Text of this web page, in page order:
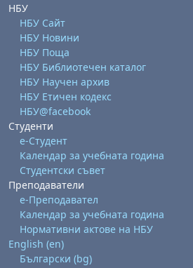
НБУ
НБУ Сайт
НБУ Новини
НБУ Поща
НБУ Библиотечен каталог
НБУ Научен архив
НБУ Етичен кодекс
НБУ@facebook
Студенти
е-Студент
Календар за учебната година
Студентски съвет
Преподаватели
е-Преподавател
Календар за учебната година
Нормативни актове на НБУ
English ‎(en)‎
Български ‎(bg)‎